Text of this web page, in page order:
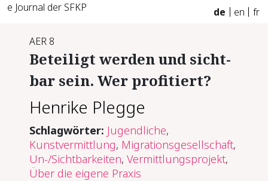
e Journal der SFKP de en fr
AER 8
Be­tei­ligt wer­den und sicht­
bar sein. Wer pro­fi­tiert?
Henrike Plegge
Schlagwörter: Jugendliche,
Kunstvermittlung, Migrationsgesellschaft,
Un-/Sichtbarkeiten, Vermittlungsprojekt,
Über die eigene Praxis